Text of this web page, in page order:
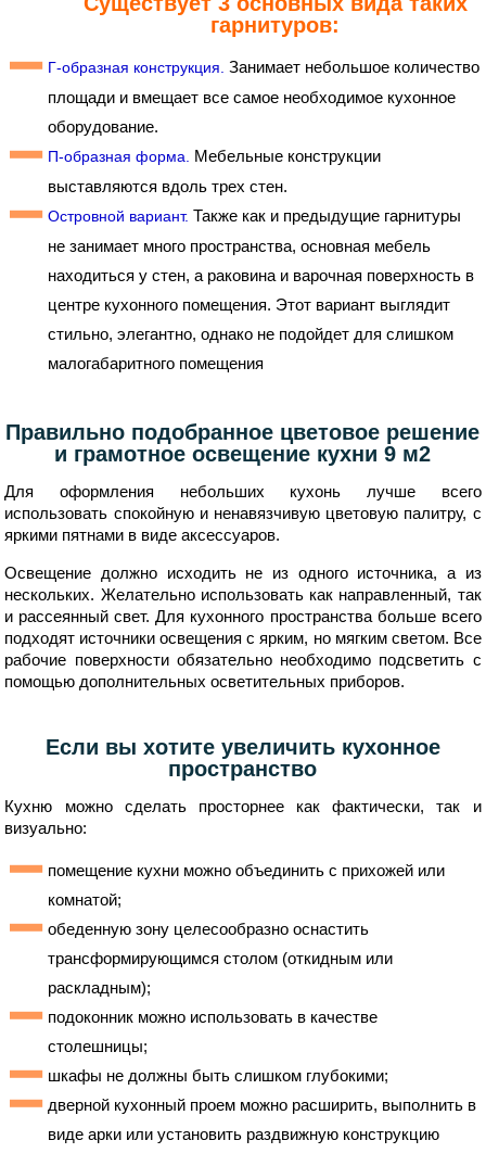
гарнитуров:
Г-образная конструкция. Занимает небольшое количество
площади и вмещает все самое необходимое кухонное
оборудование.
П-образная форма. Мебельные конструкции
выставляются вдоль трех стен.
Островной вариант. Также как и предыдущие гарнитуры
не занимает много пространства, основная мебель
находиться у стен, а раковина и варочная поверхность в
центре кухонного помещения. Этот вариант выглядит
стильно, элегантно, однако не подойдет для слишком
малогабаритного помещения
Правильно подобранное цветовое решение
и грамотное освещение кухни 9 м2
Для оформления небольших кухонь лучше всего
использовать спокойную и ненавязчивую цветовую палитру, с
яркими пятнами в виде аксессуаров.
Освещение должно исходить не из одного источника, а из
нескольких. Желательно использовать как направленный, так
и рассеянный свет. Для кухонного пространства больше всего
подходят источники освещения с ярким, но мягким светом. Все
рабочие поверхности обязательно необходимо подсветить с
помощью дополнительных осветительных приборов.
Если вы хотите увеличить кухонное
пространство
Кухню можно сделать просторнее как фактически, так и
визуально:
помещение кухни можно объединить с прихожей или
комнатой;
обеденную зону целесообразно оснастить
трансформирующимся столом (откидным или
раскладным);
подоконник можно использовать в качестве
столешницы;
шкафы не должны быть слишком глубокими;
дверной кухонный проем можно расширить, выполнить в
виде арки или установить раздвижную конструкцию